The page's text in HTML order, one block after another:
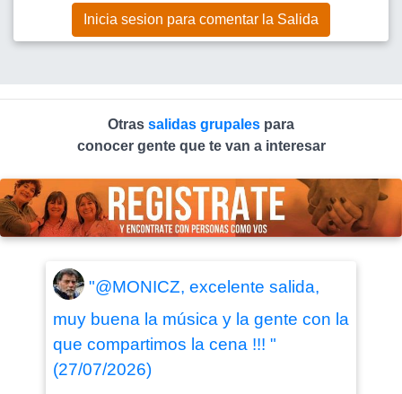
Inicia sesion para comentar la Salida
Otras salidas grupales para
conocer gente que te van a interesar
"@MONICZ, excelente salida,
muy buena la música y la gente con la
que compartimos la cena !!! "
(27/07/2026)